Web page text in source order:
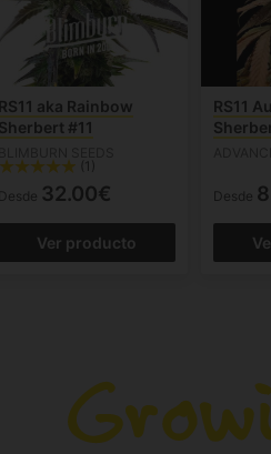
RS11 aka Rainbow
Sherbert #11
(1)
Desde 32.00€
Ver producto
RS11
Desde